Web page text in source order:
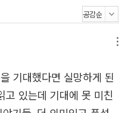
으로써 몽유병자처럼 무심
수 있을까요?
히 많은 수가 전 세계 과학
행동한다면, 이 재앙을 충
만 그렇다면 그건 또 어떻
앤 드루얀이 있었다. 앤
(Steven Soter)와 함께
로 참여해 공진화하는 <코
향을 끼쳤다. 칼 세이건은
하기까지 했다. 앤 드루얀
칼 세이건과 결혼하고
기대했다면 실망하게 된
있는데 기대에 못 미친